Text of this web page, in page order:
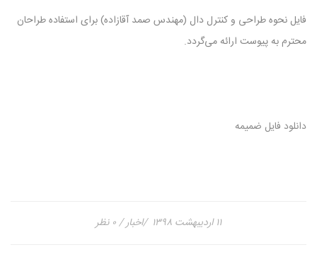
فایل نحوه طراحی و کنترل دال (مهندس صمد آقازاده) برای استفاده طراحان
محترم به پیوست ارائه می‌گردد.
دانلود فایل ضمیمه
۱۱ اردیبهشت ۱۳۹۸ اخبار ۰ نظر